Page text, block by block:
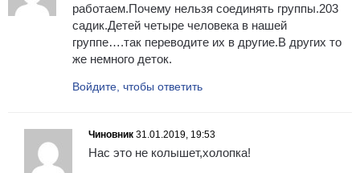
работаем.Почему нельзя соединять группы.203
садик.Детей четыре человека в нашей
группе….так переводите их в другие.В других то
же немного деток.
Войдите, чтобы ответить
Чиновник 31.01.2019, 19:53
Нас это не колышет,холопка!